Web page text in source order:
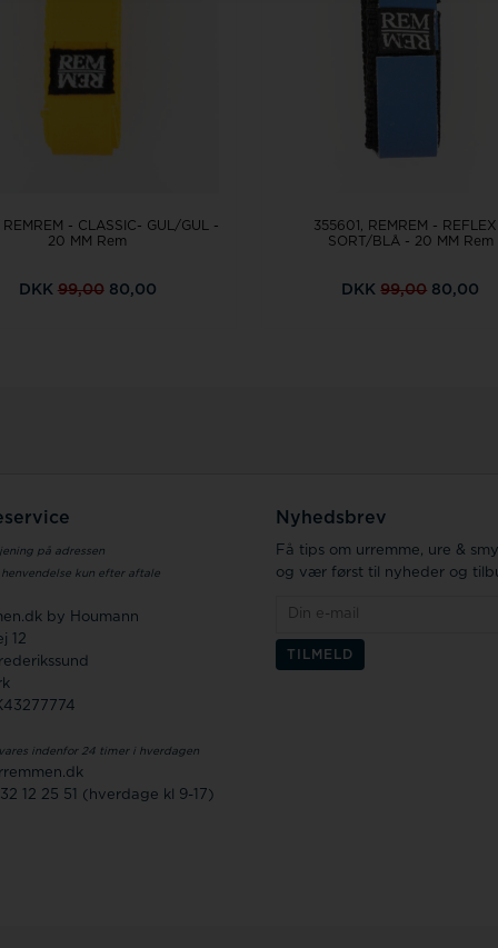
REMREM - CLASSIC- GUL/GUL -
20 MM Rem
DKK 99,00 80,00
355601, REMREM -
SORT/BLÅ - 20 MM Rem
DKK99,00 80,00
på adressen
kun efter aftale
by Houmann
12
indenfor 24 timer i hverdagen
32 12 25 51 (hverdage kl 9-17)
Nyhedsbrev
Få tips om urremme, ure &
og vær først til nyheder og